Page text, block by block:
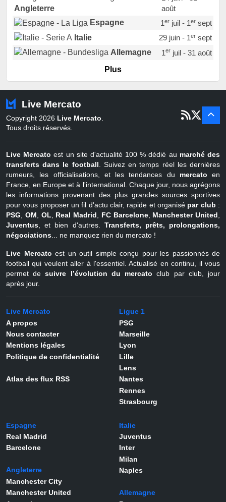
Angleterre
août
Espagne
1erjuil - 1ersept
Italie
29 juin - 1ersept
Allemagne
1erjuil - 31 août
Portugal
Pays-Bas
22 juin - 2 sept
Belgique
juil - 31
Plus
Live Mercato
Copyright 2026 Live Mercato
Tous droits réservés.
Live Mercato est un site d'actualité 100 % dédié au marché des
transferts dans le football . Suivez en temps réel les dernières
rumeurs, les officialisations, et les tendances du mercato en
France, en Europe et à l'international. Chaque jour, nous agrégons
les informations provenant des plus grandes sources sportives
pour vous proposer un fil d'actu clair, rapide et organisé par club :
PSG
OM OL Real Madrid FC Barcelone, Manchester United
Juventus , et bien d'autres. Transferts, prêts, prolongations,
négociations ... ne manquez rien du mercato !
Live Mercato est un outil simple conçu pour les passionnés de
football qui veulent aller à l'essentiel. Actualisé en continu, il vous
permet desuivre l’évolution du mercato club par club, jour
après jour.
Live Mercato
A propos
Nous contacter
Mentions légales
Politique de confidentialité
Atlas des flux RSS
Ligue 1
PSG
Marseille
Lyon
Lille
Lens
Nantes
Rennes
Strasbourg
Espagne
Real Madrid
Barcelone
Angleterre
Manchester City
Manchester United
Italie
Juventus
Inter
Milan
Naples
Allemagne